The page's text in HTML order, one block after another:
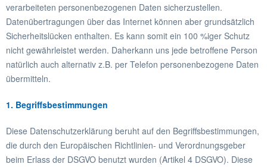
verarbeiteten personenbezogenen Daten sicherzustellen.
Datenübertragungen über das Internet können aber grundsätzlich
Sicherheitslücken enthalten. Es kann somit ein 100 %iger Schutz
nicht gewährleistet werden. Daherkann uns jede betroffene Person
natürlich auch alternativ z.B. per Telefon personenbezogene Daten
übermitteln.
1. Begriffsbestimmungen
Diese Datenschutzerklärung beruht auf den Begriffsbestimmungen,
die durch den Europäischen Richtlinien- und Verordnungsgeber
beim Erlass der DSGVO benutzt wurden (Artikel 4 DSGVO). Diese